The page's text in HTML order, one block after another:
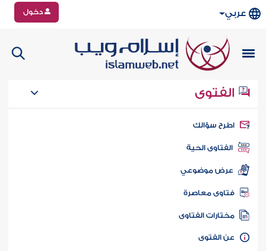
عربي دخول
الفتوى
سؤالك
الفتاوى الحية
عرض موضوعي
فتاوى معاصرة
مختارات الفتاوى